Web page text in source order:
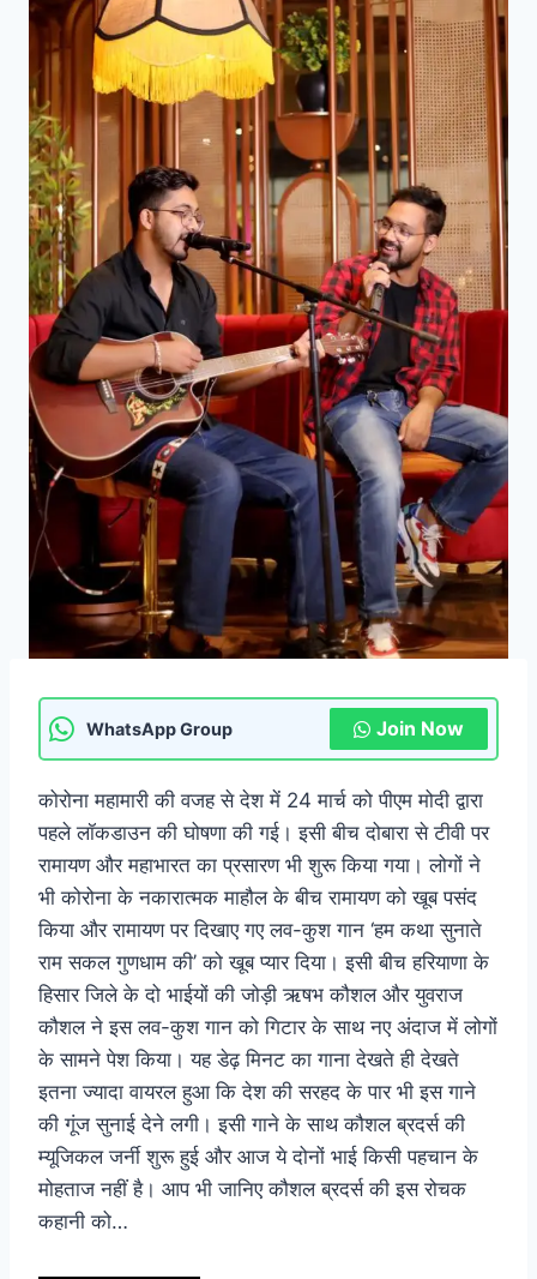
WhatsApp Group Join Now
कोरोना महामारी की वजह से देश में 24 मार्च को पीएम मोदी द्वारा
पहले लॉकडाउन की घोषणा की गई। इसी बीच दोबारा से टीवी पर
रामायण और महाभारत का प्रसारण भी शुरू किया गया। लोगों ने
भी कोरोना के नकारात्मक माहौल के बीच रामायण को खूब पसंद
किया और रामायण पर दिखाए गए लव-कुश गान ‘हम कथा सुनाते
राम सकल गुणधाम की’ को खूब प्यार दिया। इसी बीच हरियाणा के
हिसार जिले के दो भाईयों की जोड़ी ऋषभ कौशल और युवराज
कौशल ने इस लव-कुश गान को गिटार के साथ नए अंदाज में लोगों
के सामने पेश किया। यह डेढ़ मिनट का गाना देखते ही देखते
इतना ज्यादा वायरल हुआ कि देश की सरहद के पार भी इस गाने
की गूंज सुनाई देने लगी। इसी गाने के साथ कौशल ब्रदर्स की
म्यूजिकल जर्नी शुरू हुई और आज ये दोनों भाई किसी पहचान के
मोहताज नहीं है। आप भी जानिए कौशल ब्रदर्स की इस रोचक
कहानी को…